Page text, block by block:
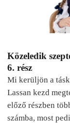
Közeledik
6. rész
Mi kerüljön a
Lassan kezd
előző részben
számba, most